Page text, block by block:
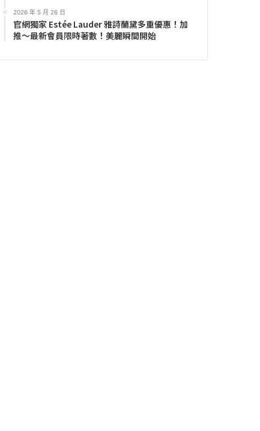
2026 年 5 月 26 日
官網獨家 Estée Lauder 雅詩蘭黛多重優惠！加
推～最新會員限時著數！美麗瞬間開始